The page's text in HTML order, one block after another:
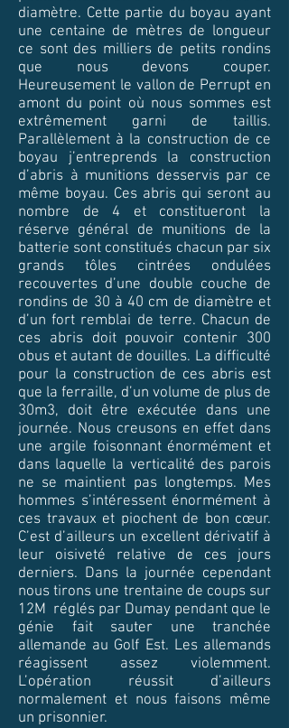
diamètre. Cette partie du boyau ayant
une centaine de mètres de longueur
ce sont des milliers de petits rondins
que nous devons couper.
Heureusement le vallon de Perrupt en
amont du point où nous sommes est
extrêmement garni de taillis.
Parallèlement à la construction de ce
boyau j’entreprends la construction
d’abris à munitions desservis par ce
même boyau. Ces abris qui seront au
nombre de 4 et constitueront la
réserve général de munitions de la
batterie sont constitués chacun par six
grands tôles cintrées ondulées
recouvertes d’une double couche de
rondins de 30 à 40 cm de diamètre et
d’un fort remblai de terre. Chacun de
ces abris doit pouvoir contenir 300
obus et autant de douilles. La difficulté
pour la construction de ces abris est
que la ferraille, d’un volume de plus de
30m3, doit être exécutée dans une
journée. Nous creusons en effet dans
une argile foisonnant énormément et
dans laquelle la verticalité des parois
ne se maintient pas longtemps. Mes
hommes s’intéressent énormément à
ces travaux et piochent de bon cœur.
C’est d’ailleurs un excellent dérivatif à
leur oisiveté relative de ces jours
derniers. Dans la journée cependant
nous tirons une trentaine de coups sur
12M réglés par Dumay pendant que le
génie fait sauter une tranchée
allemande au Golf Est. Les allemands
réagissent assez violemment.
L’opération réussit d’ailleurs
normalement et nous faisons même
un prisonnier.